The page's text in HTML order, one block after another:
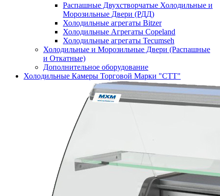
Распашные Двухстворчатые Холодильные и
Морозильные Двери (РДД)
Холодильные агрегаты Bitzer
Холодильные Агрегаты Copeland
Холодильные агрегаты Tecumseh
Холодильные и Морозильные Двери (Распашные
и Откатные)
Дополнительное оборудование
Холодильные Камеры Торговой Марки "СТТ"